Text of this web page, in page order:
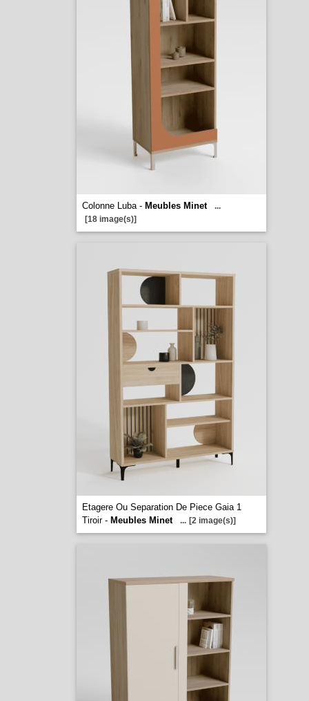
Colonne Luba - Meubles Minet
...
[18 image(s)]
Etagere Ou Separation De Piece Gaia 1
Tiroir - Meubles Minet ... [2 image(s)]